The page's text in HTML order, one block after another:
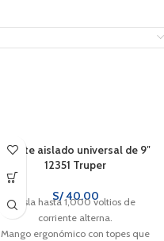
Alicate aislado universal de 9″
12351 Truper
S/40.00
Aísla hasta 1,000 voltios de
corriente alterna.
Mango ergonómico con topes que